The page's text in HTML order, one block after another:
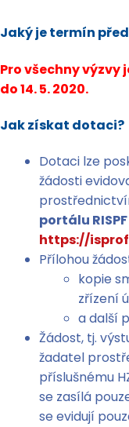
Jaký je termín
Pro všechny
do 14. 5. 2020.
Jak získat dotaci?
Dotaci lze
žádosti
portálu RISPF
https://
Přílohou
kopie
zřízení
a další
Žádost, tj.
žadatel
příslušnému
se zasílá
se evidují